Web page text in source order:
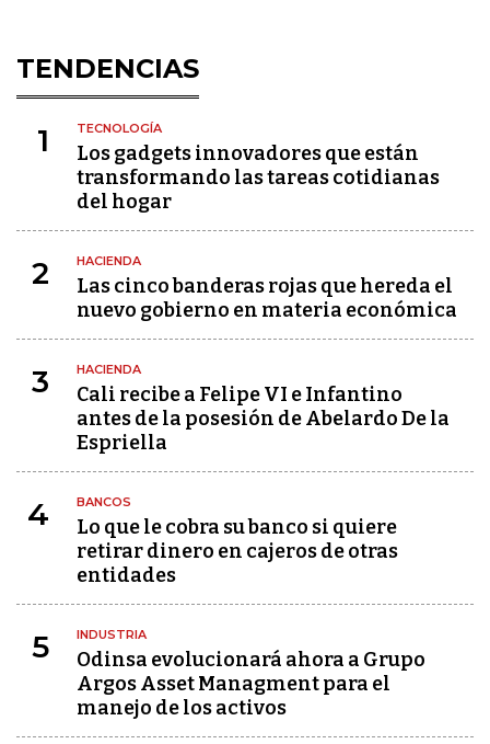
TENDENCIAS
1 TECNOLOGÍA
Los gadgets innovadores que están
transformando las tareas cotidianas
del hogar
2 HACIENDA
Las cinco banderas rojas que hereda el
nuevo gobierno en materia económica
3 HACIENDA
Cali recibe a Felipe VI e Infantino
antes de la posesión de Abelardo De la
Espriella
4 BANCOS
Lo que le cobra su banco si quiere
retirar dinero en cajeros de otras
entidades
5 INDUSTRIA
Odinsa evolucionará ahora a Grupo
Argos Asset Managment para el
manejo de los activos